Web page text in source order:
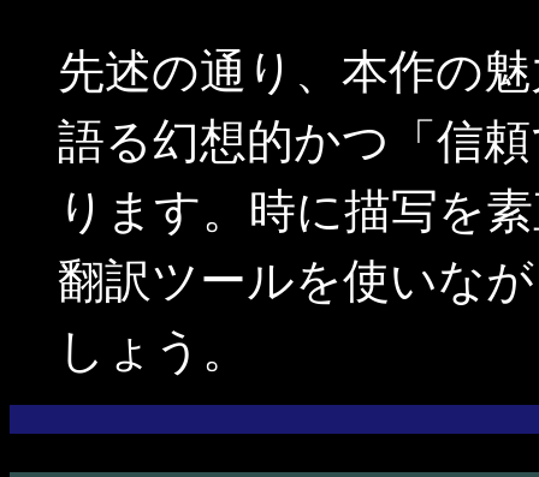
先述の通り、本作の
語る幻想的かつ「信
ります。時に描写を
翻訳ツールを使いな
しょう。